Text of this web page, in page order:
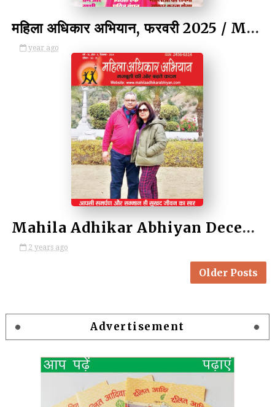
महिला अधिकार अभियान, फरवरी 2025 / Mahila Adhikar Abhiyan, February 2025
year ago
by Kulina Kumari
Mahila Adhikar Abhiyan December 2024/ महिला अधिकार अभियान, दिसंबर 2024
2 years ago
Older Posts
Advertisement